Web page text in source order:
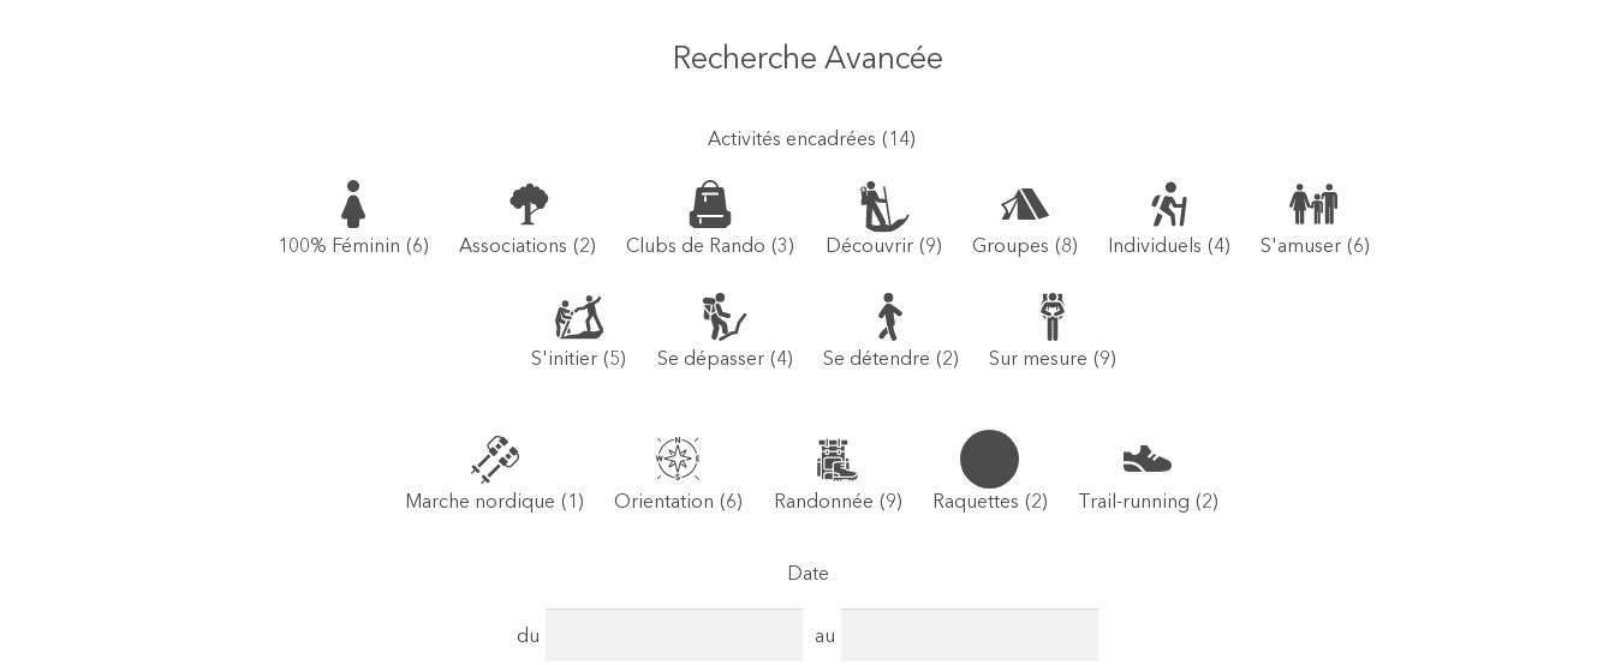
Recherche Avancée
Activités encadrées (14)
100% Féminin (6) Associations (2) Clubs de Rando (3) Découvrir (9) Groupes (8) Individuels (4) S'amuser (6)
S'initier (5) Se dépasser (4) Se détendre (2) Sur mesure (9)
Marche nordique (1) Orientation (6) Randonnée (9) Raquettes (2) Trail-running (2)
Date
du au